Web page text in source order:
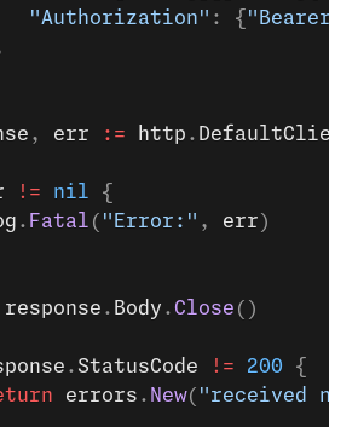
			"Authorization"
: { "Bearer "
, err := http . DefaultClient
!= nil {
. Fatal ( "Error:" , err )
response . Body .Close ()
. StatusCode != 200 {
errors . New( "received